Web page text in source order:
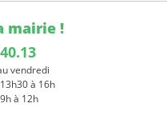
mairie !
vendredi
à 16h
à 12h